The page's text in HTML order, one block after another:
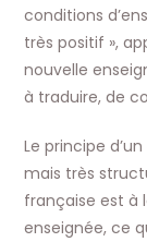
conditions
très positif »,
nouvelle
à traduire, de
Le principe
mais très
française est à
enseignée, ce